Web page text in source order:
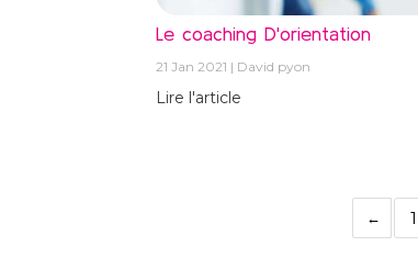
Le coaching D'orientation
21 Jan 2021 David pyon
Lire l'article
1